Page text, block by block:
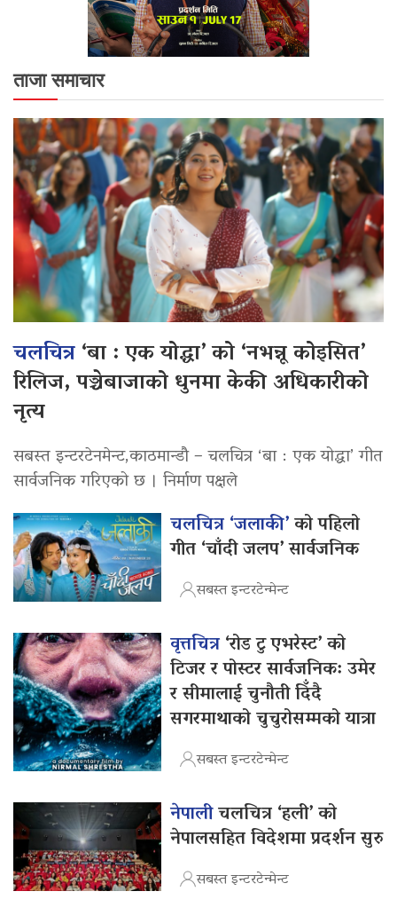
ताजा समाचार
चलचित्र‘बा : एक योद्धा’ को ‘नभन्नू कोइसित’
रिलिज, पञ्चेबाजाको धुनमा केकी अधिकारीको
नृत्य
सबस्त इन्टरटेनमेन्ट,काठमान्डौ – चलचित्र ‘बा : एक योद्धा’ गीत
सार्वजनिक गरिएको छ । निर्माण पक्षले
चलचित्र ‘जलाकी’को पहिलो
गीत ‘चाँदी जलप’ सार्वजनिक
सबस्त इन्टरटेन्मेन्ट
वृत्तचित्र‘रोड टु एभरेस्ट’ को
टिजर र पोस्टर सार्वजनिक: उमेर
र सीमालाई चुनौती दिँदै
सगरमाथाको चुचुरोसम्मको यात्रा
सबस्त इन्टरटेन्मेन्ट
नेपालीचलचित्र ‘हली’ को
नेपालसहित विदेशमा प्रदर्शन सुरु
सबस्त इन्टरटेन्मेन्ट